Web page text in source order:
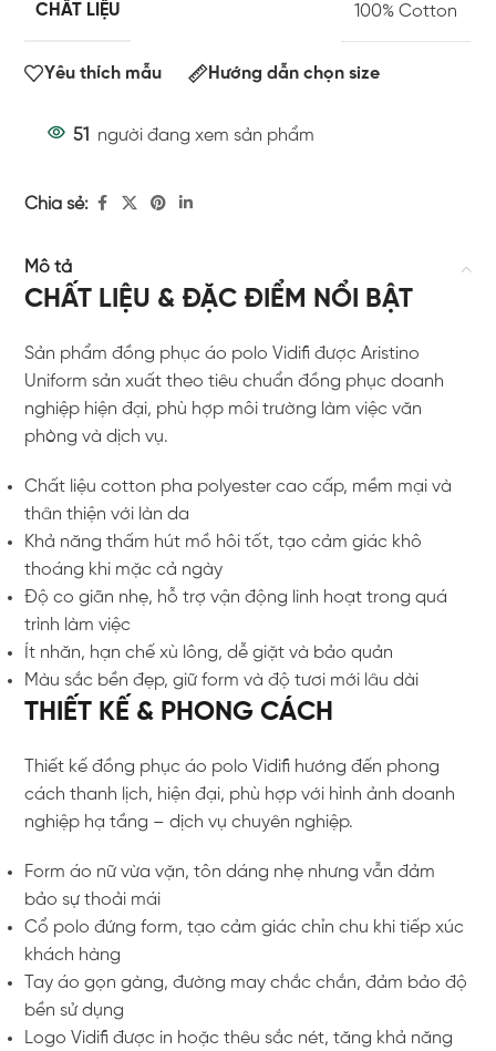
CHẤT LIỆU 100% Cotton
Yêu thích mẫu Hướng dẫn chọn size
51 người đang xem sản phẩm
Chia sẻ:
Mô tả
CHẤT LIỆU & ĐẶC ĐIỂM NỔI BẬT
Sản phẩm đồng phục áo polo Vidifi được Aristino
Uniform sản xuất theo tiêu chuẩn đồng phục doanh
nghiệp hiện đại, phù hợp môi trường làm việc văn
phòng và dịch vụ.
Chất liệu cotton pha polyester cao cấp, mềm mại và
thân thiện với làn da
Khả năng thấm hút mồ hôi tốt, tạo cảm giác khô
thoáng khi mặc cả ngày
Độ co giãn nhẹ, hỗ trợ vận động linh hoạt trong quá
trình làm việc
Ít nhăn, hạn chế xù lông, dễ giặt và bảo quản
Màu sắc bền đẹp, giữ form và độ tươi mới lâu dài
THIẾT KẾ & PHONG CÁCH
Thiết kế đồng phục áo polo Vidifi hướng đến phong
cách thanh lịch, hiện đại, phù hợp với hình ảnh doanh
nghiệp hạ tầng – dịch vụ chuyên nghiệp.
Form áo nữ vừa vặn, tôn dáng nhẹ nhưng vẫn đảm
bảo sự thoải mái
Cổ polo đứng form, tạo cảm giác chỉn chu khi tiếp xúc
khách hàng
Tay áo gọn gàng, đường may chắc chắn, đảm bảo độ
bền sử dụng
Logo Vidifi được in hoặc thêu sắc nét, tăng khả năng